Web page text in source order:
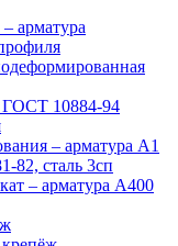
арматура
10884-94
– арматура А1
82, сталь 3сп
– арматура А400